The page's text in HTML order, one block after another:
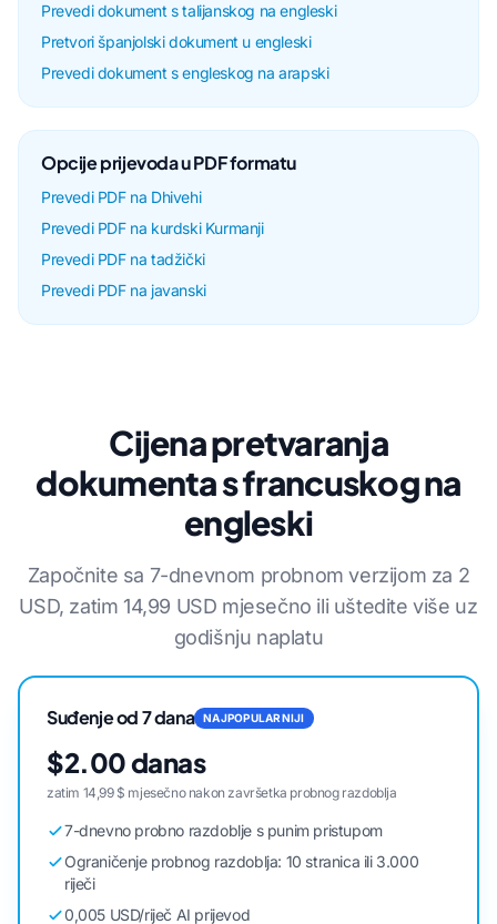
Prevedi dokument s talijanskog na engleski
Pretvori španjolski dokument u engleski
Prevedi dokument s engleskog na arapski
Opcije prijevoda u PDF formatu
Prevedi PDF na Dhivehi
Prevedi PDF na kurdski Kurmanji
Prevedi PDF na tadžički
Prevedi PDF na javanski
Cijena pretvaranja
dokumenta s francuskog na
engleski
Započnite sa 7-dnevnom probnom verzijom za 2
USD, zatim 14,99 USD mjesečno ili uštedite više uz
godišnju naplatu
Suđenje od 7 dana NAJPOPULARNIJI
$2.00 danas
zatim 14,99 $ mjesečno nakon završetka probnog razdoblja
7-dnevno probno razdoblje s punim pristupom
Ograničenje probnog razdoblja: 10 stranica ili 3.000
riječi
0,005 USD/riječ AI prijevod